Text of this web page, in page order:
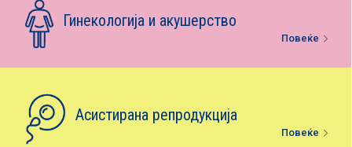
Е-библиотека
Гинекологија и акушерство
Повеќе
Асистирана репродукција
Повеќе